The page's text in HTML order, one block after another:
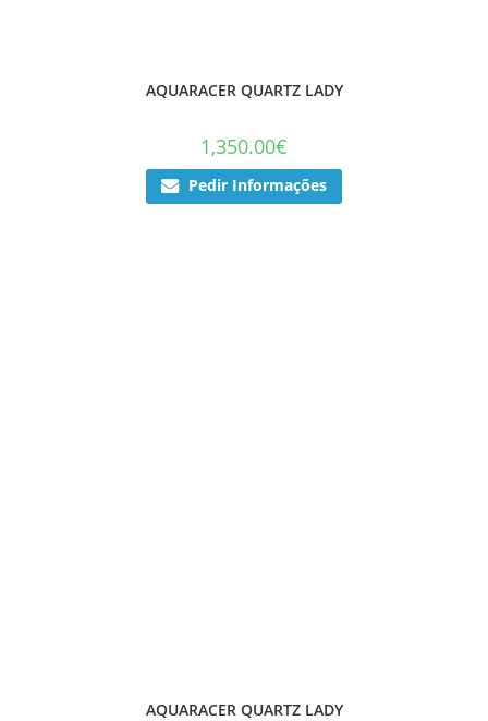
AQUARACER QUARTZ LADY
1,350.00€
Pedir Informações
AQUARACER QUARTZ LADY